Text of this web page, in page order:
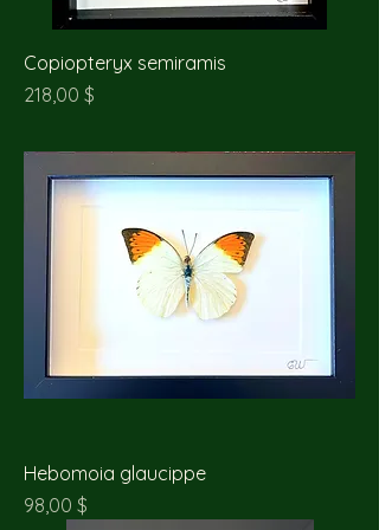
Copiopteryx semiramis
Prix
218,00 $
Hebomoia glaucippe
Prix
98,00 $